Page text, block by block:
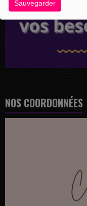
Sauvegarder
NOS COORDONNÉES